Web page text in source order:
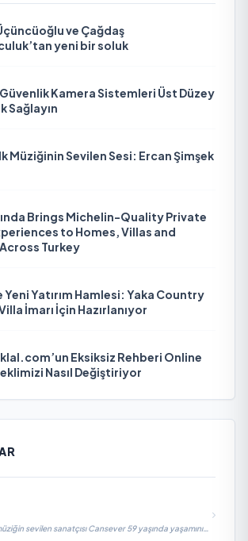
ve Çağdaş
yeni bir soluk
Kamera Sistemleri Üst Düzey
Sağlayın
Müziğinin Sevilen Sesi: Ercan Şimşek
Brings Michelin-Quality Private
to Homes, Villas and
Turkey
Yeni Yatırım Hamlesi: Yaka Country
İmarı İçin Hazırlanıyor
Eksiksiz Rehberi Online
Nasıl Değiştiriyor
sevilen sanatçısı Cansever 59 yaşında yaşamını